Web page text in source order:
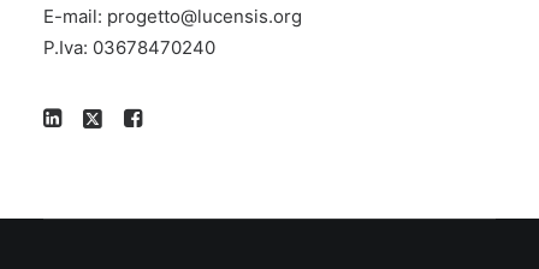
E-mail: progetto@lucensis.org
P.Iva: 03678470240